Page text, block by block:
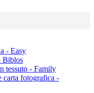
- Easy
Biblos
tessuto - Family
carta fotografica -